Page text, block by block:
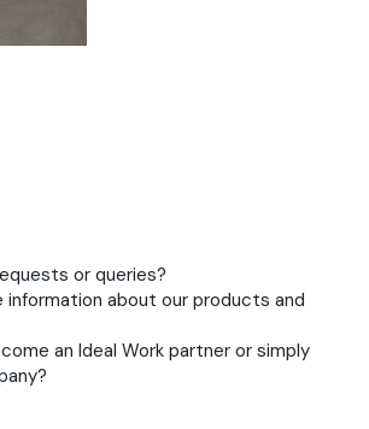
or queries?
information about our products and
an Ideal Work partner or simply